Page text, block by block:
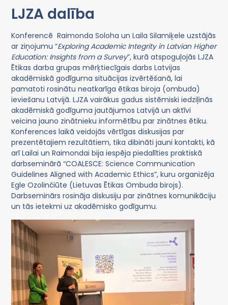
LJZA dalība
Konferencē Raimonda Soloha un Laila Silamiķele uzstājās
ar ziņojumu “Exploring Academic Integrity in Latvian Higher
Education: Insights from a Survey”, kurā atspoguļojās LJZA
Ētikas darba grupas mērķtiecīgais darbs Latvijas
akadēmiskā godīguma situācijas izvērtēšanā, lai
pamatoti rosinātu neatkarīga ētikas biroja (ombuda)
ieviešanu Latvijā. LJZA vairākus gadus sistēmiski iedziļinās
akadēmiskā godīguma jautājumos Latvijā un aktīvi
veicina jauno zinātnieku informētību par zinātnes ētiku.
Konferences laikā veidojās vērtīgas diskusijas par
prezentētajiem rezultātiem, tika dibināti jauni kontakti, kā
arī Lailai un Raimondai bija iespēja piedalīties praktiskā
darbseminārā “COALESCE: Science Communication
Guidelines Aligned with Academic Ethics”, kuru organizēja
Egle Ozolinčiūte (Lietuvas Ētikas Ombuda birojs).
Darbseminārs rosināja diskusiju par zinātnes komunikāciju
un tās ietekmi uz akadēmisko godīgumu.